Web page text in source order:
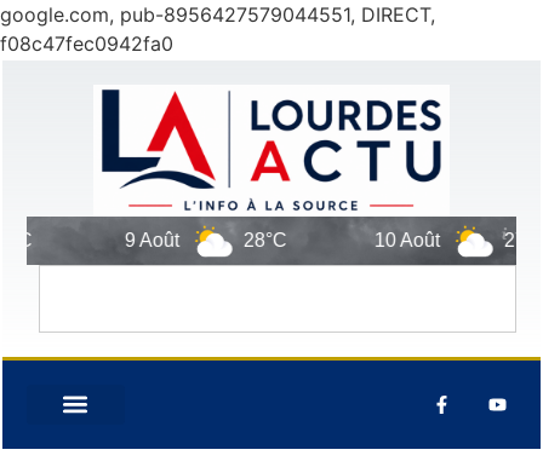
google.com, pub-8956427579044551, DIRECT,
f08c47fec0942fa0
28°C 27°C